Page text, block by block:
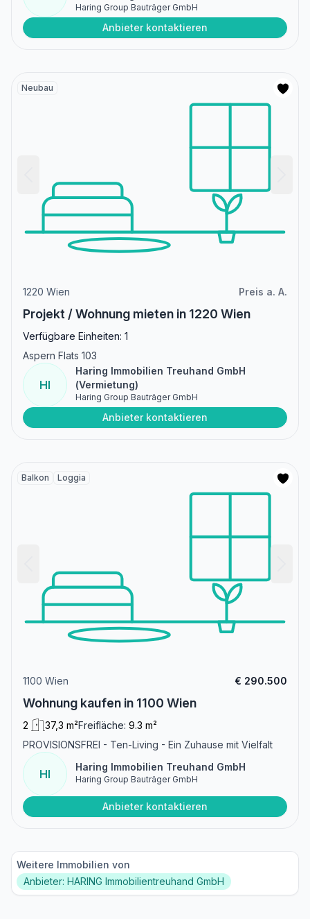
Haring Group Bauträger GmbH
Anbieter kontaktieren
Neubau
1220 Wien Preis a. A.
Projekt / Wohnung mieten in 1220 Wien
Verfügbare Einheiten: 1
Aspern Flats 103
HI
Haring Immobilien Treuhand GmbH
(Vermietung)
Haring Group Bauträger GmbH
Anbieter kontaktieren
Balkon Loggia
1100 Wien € 290.500
Wohnung kaufen in 1100 Wien
2 37,3 m²Freifläche: 9.3 m²
PROVISIONSFREI - Ten-Living - Ein Zuhause mit Vielfalt
HI
Haring Immobilien Treuhand GmbH
Haring Group Bauträger GmbH
Anbieter kontaktieren
Weitere Immobilien von
Anbieter: HARING Immobilientreuhand GmbH